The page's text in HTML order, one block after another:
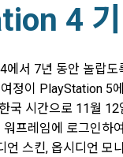
4
에서 7년 동안 놀랍도
정이 PlayStation 5
국 시간으로 11월
프레임에 로그인하
언 스킨, 옵시디언 모